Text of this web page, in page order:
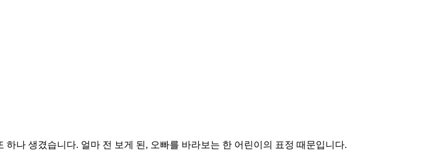
나 생겼습니다. 얼마 전 보게 된, 오빠를 바라보는 한 어린이의 표정 때문입니다.